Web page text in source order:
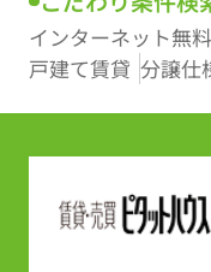
インターネット無料
戸建て賃貸 分譲仕